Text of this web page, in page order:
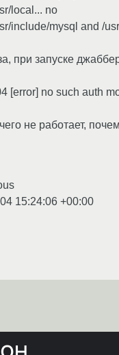
local... no
include/mysql and /
при запуске
[error] no such auth
не работает,
15:24:06 +00:00